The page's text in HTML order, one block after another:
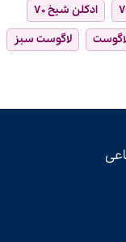
ادکلن شیخ ۷۰
لاگوست سبز